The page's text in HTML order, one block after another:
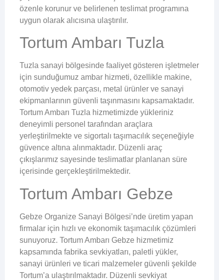
özenle korunur ve belirlenen teslimat programına
uygun olarak alıcısına ulaştırılır.
Tortum Ambarı Tuzla
Tuzla sanayi bölgesinde faaliyet gösteren işletmeler
için sunduğumuz ambar hizmeti, özellikle makine,
otomotiv yedek parçası, metal ürünler ve sanayi
ekipmanlarının güvenli taşınmasını kapsamaktadır.
Tortum Ambarı Tuzla hizmetimizde yükleriniz
deneyimli personel tarafından araçlara
yerleştirilmekte ve sigortalı taşımacılık seçeneğiyle
güvence altına alınmaktadır. Düzenli araç
çıkışlarımız sayesinde teslimatlar planlanan süre
içerisinde gerçekleştirilmektedir.
Tortum Ambarı Gebze
Gebze Organize Sanayi Bölgesi’nde üretim yapan
firmalar için hızlı ve ekonomik taşımacılık çözümleri
sunuyoruz. Tortum Ambarı Gebze hizmetimiz
kapsamında fabrika sevkiyatları, paletli yükler,
sanayi ürünleri ve ticari malzemeler güvenli şekilde
Tortum’a ulaştırılmaktadır. Düzenli sevkiyat